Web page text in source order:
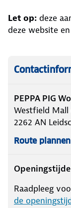
Let op: deze
deze website
PEPPA PIG
Westfield Mall
2262 AN
Route plannen
Raadpleeg
de